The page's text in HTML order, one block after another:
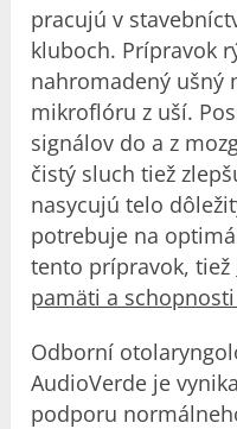
pracujú v
kluboch. Prípravok
nahromadený ušný
mikroflóru z uší.
signálov do a z
čistý sluch tiež
nasycujú telo
potrebuje na
tento prípravok, tiež
pamäti a
Odborní
AudioVerde je
podporu